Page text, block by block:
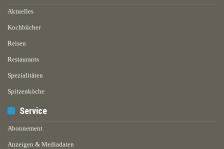
Aktuelles
Kochbücher
Reisen
Restaurants
Spezialitäten
Spitzenköche
Service
Abonnement
Anzeigen & Mediadaten